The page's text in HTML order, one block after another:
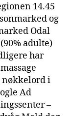
14.45
og
Odal
adulte)
har
nøkkelord i
Ad
–